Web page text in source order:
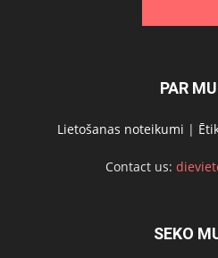
PAR
Lietošanas noteikumi |
Contact us:
SEKO